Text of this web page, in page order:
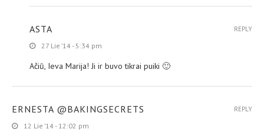
ASTA
27 Lie ’14 - 5:34 pm
Ačiū, Ieva Marija! Ji ir buvo tikrai puiki 🙂
REPLY
ERNESTA @BAKINGSECRETS
12 Lie ’14 - 12:02 pm
REPLY